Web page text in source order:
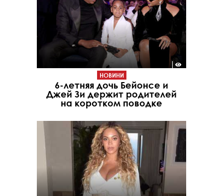
НОВИНИ
6-летняя дочь Бейонсе и
Джей Зи держит родителей
на коротком поводке